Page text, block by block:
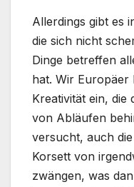
Allerdings gibt es
die sich nicht
Dinge betreffen
hat. Wir Europäer
Kreativität ein, die
von Abläufen
versucht, auch
Korsett von
zwängen, was